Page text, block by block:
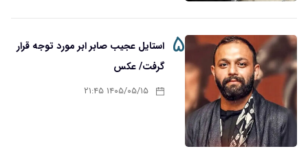
۵ استایل عجیب صابر ابر مورد توجه قرار
گرفت/ عکس
۱۴۰۵/۰۵/۱۵ ۲۱:۴۵